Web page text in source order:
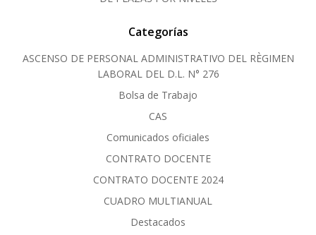
Categorías
ASCENSO DE PERSONAL ADMINISTRATIVO DEL RÈGIMEN
LABORAL DEL D.L. N° 276
Bolsa de Trabajo
CAS
Comunicados oficiales
CONTRATO DOCENTE
CONTRATO DOCENTE 2024
CUADRO MULTIANUAL
Destacados